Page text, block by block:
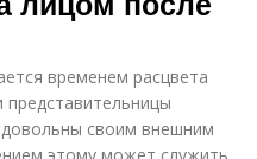
временем расцвета
своим внешним